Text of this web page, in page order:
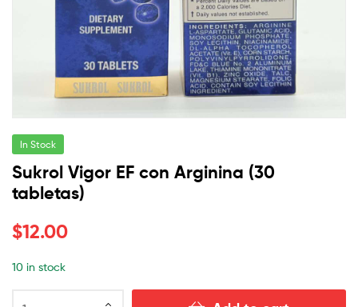
In Stock
Sukrol Vigor EF con Arginina (30
tabletas)
$12.00
10 in stock